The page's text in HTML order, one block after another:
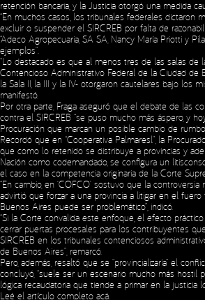
retención bancaria, y la Justicia otorgó una medida
“En muchos casos, los tribunales federales dictaron
excluir o suspender el SIRCREB por falta de
“Adeco Agropecuaria, SA SA, Nancy María Priotti y
ejemplos”.
“Lo destacado es que al menos tres de las salas de
Contencioso Administrativo Federal de la Ciudad de
la Sala II, la III y la IV- otorgaron cautelares bajo los
manifestó.
Por otra parte, Fraga aseguró que el debate de las
contra el SIRCREB “se puso mucho más áspero, y
Procuración que marcan un posible cambio de
Recordó que en “Cooperativa Palmaresl”, la
que como lo retenido se distribuye a provincias y
Nación como codemandado, se configura un
el caso en la competencia originaria de la Corte
“En cambio, en ‘COFCO’ sostuvo que la
advirtió que forzar a una provincia a litigar en el
Buenos Aires puede ser problemático”, indicó.
“Si la Corte convalida este enfoque, el efecto
cerrar puertas procesales para los contribuyentes
SIRCREB en los tribunales contenciosos
de Buenos Aires”, remarcó.
Pero, además, resaltó que se “provincializaría” el
concluyó, “suele ser un escenario mucho más hostil
lógica recaudatoria que tiende a primar en la justicia
Leé el artículo completo acá